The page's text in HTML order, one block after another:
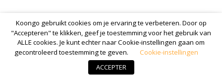
Hoe helpt Koongo met Kaufland promoties?
Kan Koongo grote voorraden aan op
Koongo gebruikt cookies om je ervaring te verbeteren. Door op
"Accepteren" te klikken, geef je toestemming voor het gebruik van
ALLE cookies. Je kunt echter naar Cookie-instellingen gaan om
gecontroleerd toestemming te geven.
Cookie-instellingen
ACCEPTER